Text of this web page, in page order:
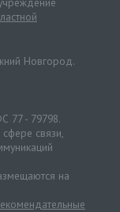
Новгород.
77 - 79798.
связи,
на